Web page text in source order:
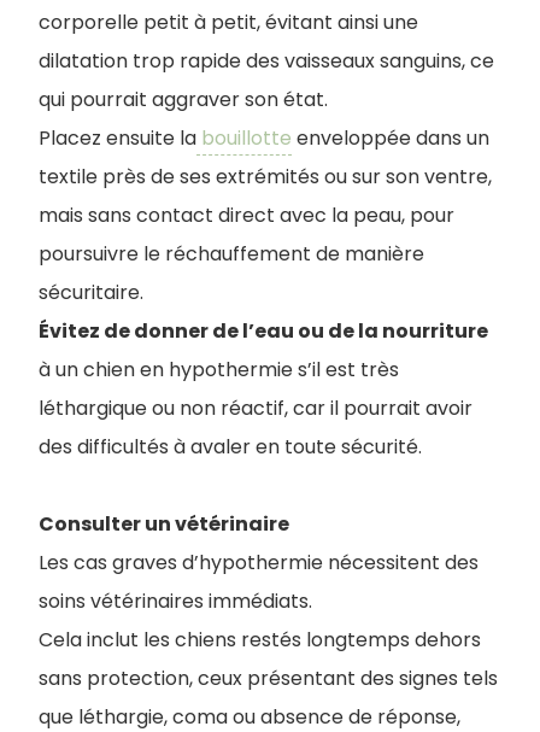
corporelle petit à petit, évitant ainsi une
dilatation trop rapide des vaisseaux sanguins, ce
qui pourrait aggraver son état.
Placez ensuite la bouillotte enveloppée dans un
textile près de ses extrémités ou sur son ventre,
mais sans contact direct avec la peau, pour
poursuivre le réchauffement de manière
sécuritaire.
Évitez de donner de l’eau ou de la nourriture
à un chien en hypothermie s’il est très
léthargique ou non réactif, car il pourrait avoir
des difficultés à avaler en toute sécurité.
Consulter un vétérinaire
Les cas graves d’hypothermie nécessitent des
soins vétérinaires immédiats.
Cela inclut les chiens restés longtemps dehors
sans protection, ceux présentant des signes tels
que léthargie, coma ou absence de réponse,